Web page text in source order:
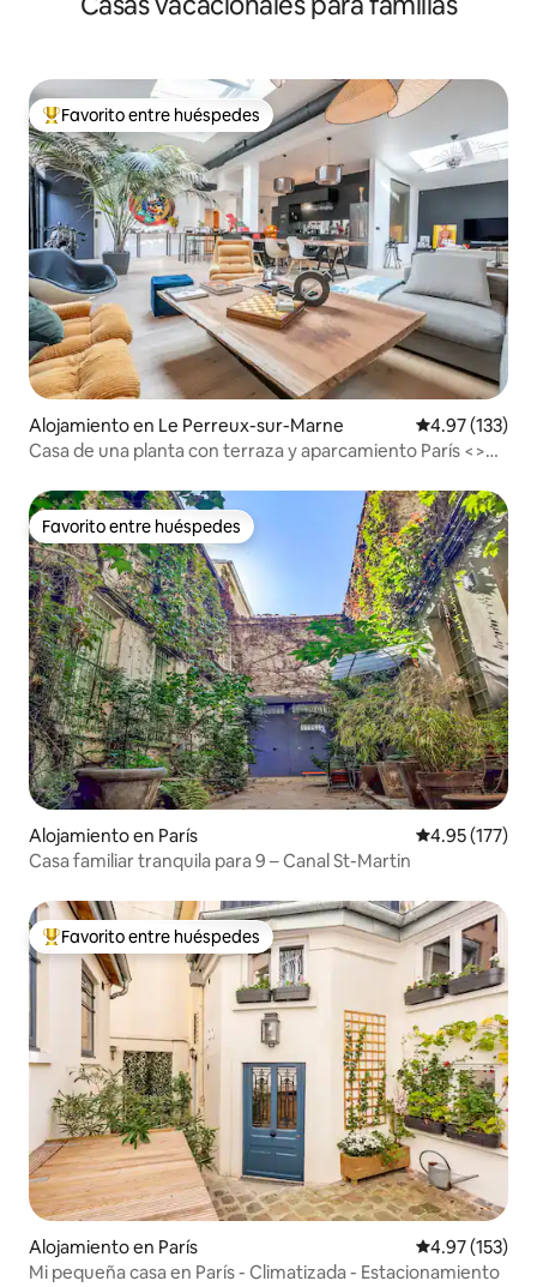
Favorito entre huéspedes preferido
Favorito entre huéspedes
Alojamiento en Le Perreux-sur-Marne Calificación
4.97 (133)
Casa de una planta con terraza y aparcamiento París <>
Favorito entre huéspedes
Favorito entre huéspedes
Alojamiento en París Calificación
4.95 (177)
Casa familiar tranquila para 9 – Canal St-Martin
Favorito entre huéspedes preferido
Favorito entre huéspedes
Alojamiento en París Calificación
4.97 (153)
Mi pequeña casa en París - Climatizada - Estacionamiento